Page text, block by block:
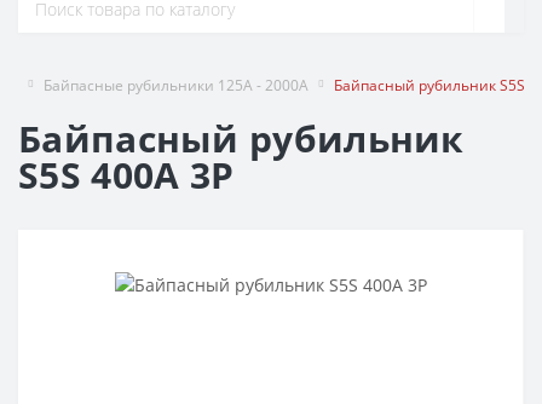
Байпасные рубильники 125A - 2000A Байпасный рубильник S5S
Байпасный рубильник
S5S 400A 3P